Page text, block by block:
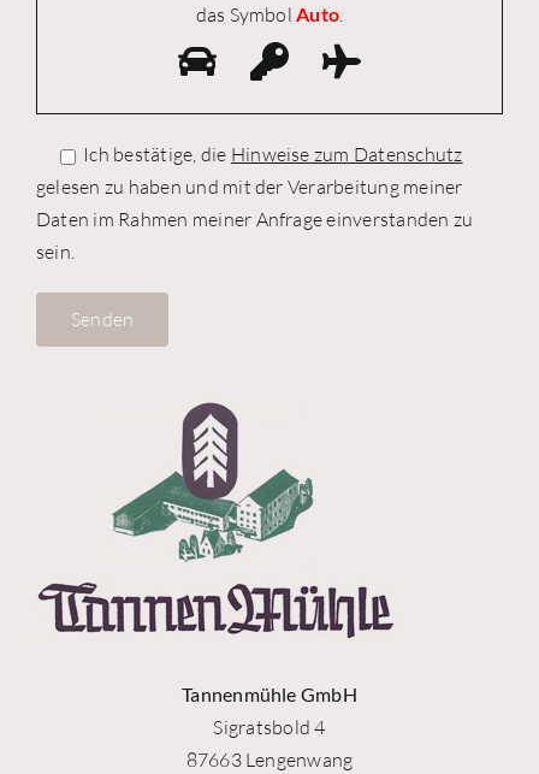
das Symbol Auto.
Ich bestätige, die Hinweise zum Datenschutz
gelesen zu haben und mit der Verarbeitung meiner
Daten im Rahmen meiner Anfrage einverstanden zu
sein.
Tannenmühle GmbH
Sigratsbold 4
87663 Lengenwang